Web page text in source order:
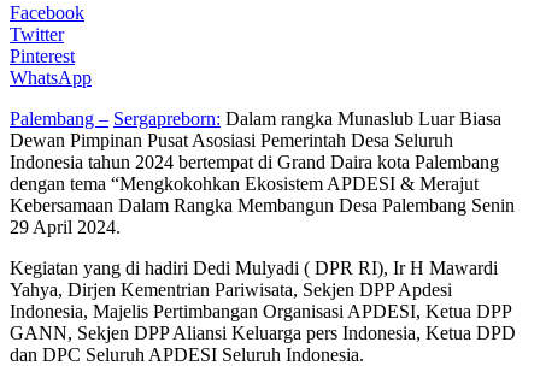
Facebook
Twitter
Pinterest
WhatsApp
Palembang – Sergapreborn: Dalam rangka Munaslub Luar Biasa
Dewan Pimpinan Pusat Asosiasi Pemerintah Desa Seluruh
Indonesia tahun 2024 bertempat di Grand Daira kota Palembang
dengan tema “Mengkokohkan Ekosistem APDESI & Merajut
Kebersamaan Dalam Rangka Membangun Desa Palembang Senin
29 April 2024.
Kegiatan yang di hadiri Dedi Mulyadi ( DPR RI), Ir H Mawardi
Yahya, Dirjen Kementrian Pariwisata, Sekjen DPP Apdesi
Indonesia, Majelis Pertimbangan Organisasi APDESI, Ketua DPP
GANN, Sekjen DPP Aliansi Keluarga pers Indonesia, Ketua DPD
dan DPC Seluruh APDESI Seluruh Indonesia.